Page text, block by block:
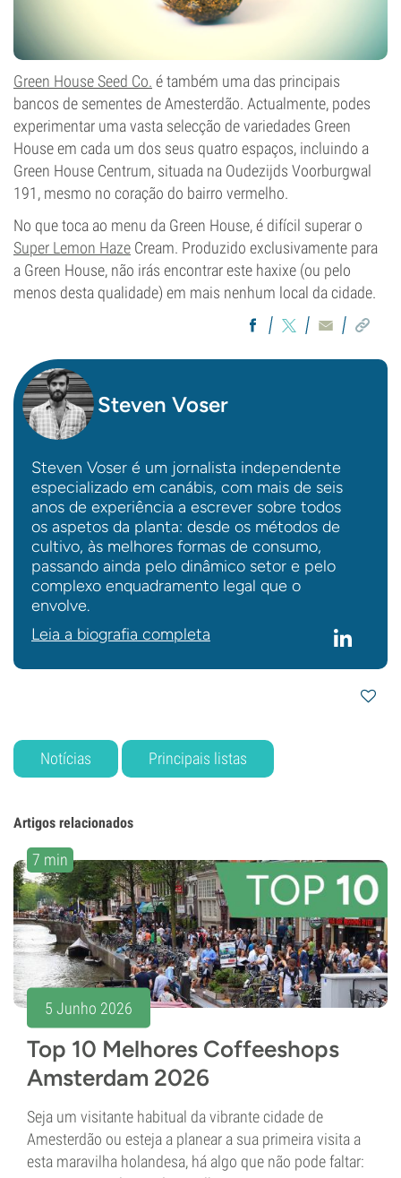
Green House Seed Co. é também uma das principais
bancos de sementes de Amesterdão. Actualmente, podes
experimentar uma vasta selecção de variedades Green
House em cada um dos seus quatro espaços, incluindo a
Green House Centrum, situada na Oudezijds Voorburgwal
191, mesmo no coração do bairro vermelho.
No que toca ao menu da Green House, é difícil superar o
Super Lemon Haze Cream. Produzido exclusivamente para
a Green House, não irás encontrar este haxixe (ou pelo
menos desta qualidade) em mais nenhum local da cidade.
Steven Voser
Steven Voser é um jornalista independente
especializado em canábis, com mais de seis
anos de experiência a escrever sobre todos
os aspetos da planta: desde os métodos de
cultivo, às melhores formas de consumo,
passando ainda pelo dinâmico setor e pelo
complexo enquadramento legal que o
envolve.
Leia a biografia completa
Notícias Principais listas
Artigos relacionados
7 min
5 Junho 2026
Top 10 Melhores Coffeeshops
Amsterdam 2026
Seja um visitante habitual da vibrante cidade de
Amesterdão ou esteja a planear a sua primeira visita a
esta maravilha holandesa, há algo que não pode faltar: